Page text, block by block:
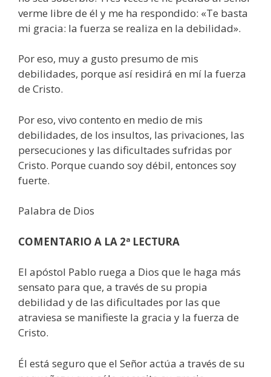
verme libre de él y me ha respondido: «Te basta
mi gracia: la fuerza se realiza en la debilidad».
Por eso, muy a gusto presumo de mis
debilidades, porque así residirá en mí la fuerza
de Cristo.
Por eso, vivo contento en medio de mis
debilidades, de los insultos, las privaciones, las
persecuciones y las dificultades sufridas por
Cristo. Porque cuando soy débil, entonces soy
fuerte.
Palabra de Dios
COMENTARIO A LA 2ª LECTURA
El apóstol Pablo ruega a Dios que le haga más
sensato para que, a través de su propia
debilidad y de las dificultades por las que
atraviesa se manifieste la gracia y la fuerza de
Cristo.
Él está seguro que el Señor actúa a través de su